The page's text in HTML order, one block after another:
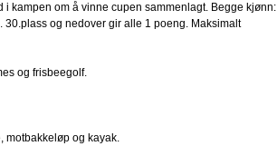
kampen om å vinne cupen sammenlagt. Begge kjønn:
og nedover gir alle 1 poeng. Maksimalt
og frisbeegolf.
motbakkeløp og kayak.